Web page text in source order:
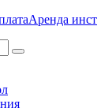
Аренда